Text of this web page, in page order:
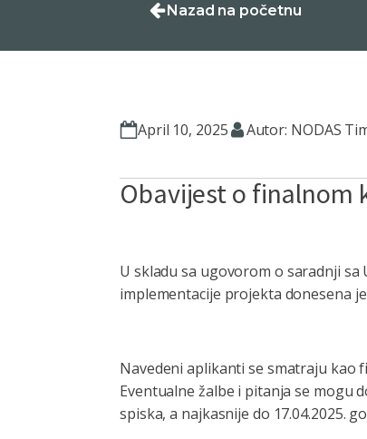
Nazad na početnu
April 10, 2025 Autor: NODAS
Obavijest o finalnom
U skladu sa ugovorom o saradnji
implementacije projekta donesena
Navedeni aplikanti se smatraju kao
Eventualne žalbe i pitanja se mogu
spiska, a najkasnije do 17.04.2025.